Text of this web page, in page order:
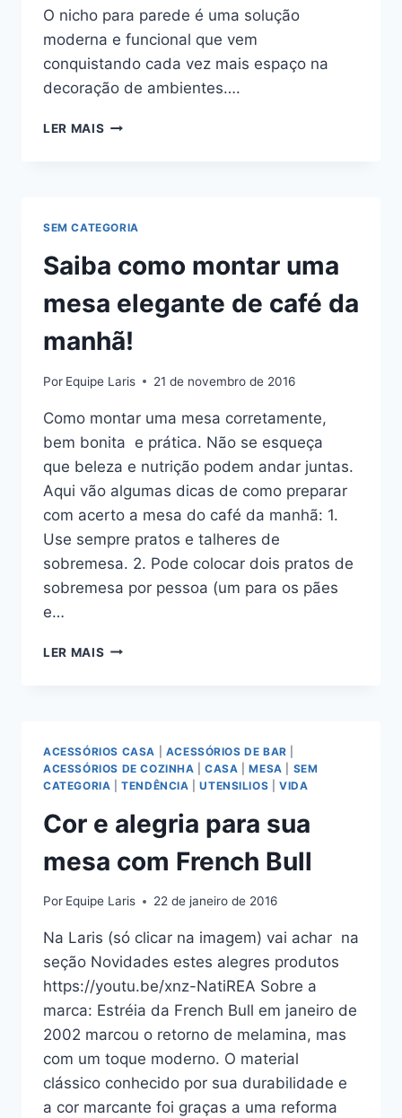
O nicho para parede é uma solução
moderna e funcional que vem
conquistando cada vez mais espaço na
decoração de ambientes….
LER MAIS NICHO
SEM CATEGORIA
Saiba como montar uma
mesa elegante de café da
manhã!
Por Equipe Laris 21 de novembro de 2016
Como montar uma mesa corretamente,
bem bonita e prática. Não se esqueça
que beleza e nutrição podem andar juntas.
Aqui vão algumas dicas de como preparar
com acerto a mesa do café da manhã: 1.
Use sempre pratos e talheres de
sobremesa. 2. Pode colocar dois pratos de
sobremesa por pessoa (um para os pães
e…
LER MAIS SAIBA
ELEGANTE
CAFÉ
MANHÃ!
ACESSÓRIOS CASA ACESSÓRIOS DE BAR
ACESSÓRIOS DE COZINHA |CASA |MESA
SEM
CATEGORIA |TENDÊNCIA |UTENSILIOS |VIDA
Cor e alegria para sua
mesa com French Bull
Por Equipe Laris 22 de janeiro de 2016
Na Laris (só clicar na imagem) vai achar na
seção Novidades estes alegres produtos
https://youtu.be/xnz-NatiREA Sobre a
marca: Estréia da French Bull em janeiro de
2002 marcou o retorno de melamina, mas
com um toque moderno. O material
clássico conhecido por sua durabilidade e
a cor marcante foi graças a uma reforma